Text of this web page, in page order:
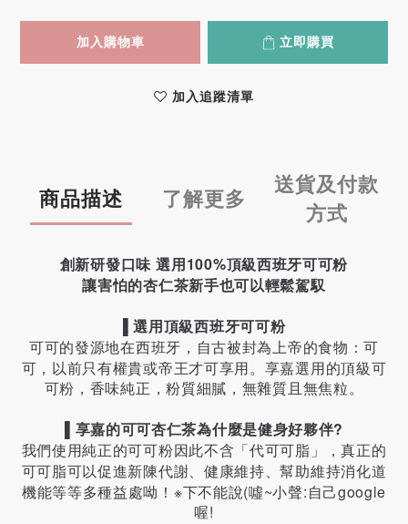
加入購物車 立即購買
加入追蹤清單
商品描述 了解更多
送貨及付款
方式
創新研發口味 選用100%頂級西班牙可可粉
讓害怕的杏仁茶新手也可以輕鬆駕馭
▌選用頂級西班牙可可粉
可可的發源地在西班牙，自古被封為上帝的食物：可
可，以前只有權貴或帝王才可享用。享嘉選用的頂級可
可粉，香味純正，粉質細膩，無雜質且無焦粒。
享嘉的可可杏仁茶為什麼是健身好夥伴?
我們使用純正的可可粉因此不含「代可可脂」，真正的
可可脂可以促進新陳代謝、健康維持、幫助維持消化道
機能等等多種益處呦！※下不能說(噓~小聲:自己google
喔!